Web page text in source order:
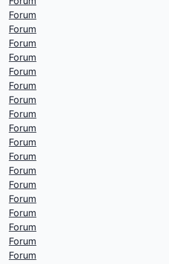
Forum
Forum
Forum
Forum
Forum
Forum
Forum
Forum
Forum
Forum
Forum
Forum
Forum
Forum
Forum
Forum
Forum
Forum